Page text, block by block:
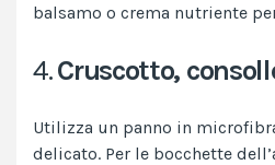
balsamo o crema nutriente
4.Cruscotto,
Utilizza un panno in
delicato. Per le bocchette